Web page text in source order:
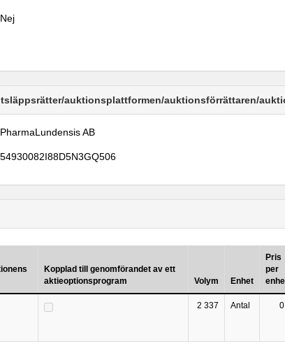
Nej
auktionsplattformen/auktionsförrättaren/
PharmaLundensis AB
54930082I88D5N3GQ506
Kopplad till genomförandet av ett
aktieoptionsprogram
Volym Enhet
Pris
per
2 337 Antal